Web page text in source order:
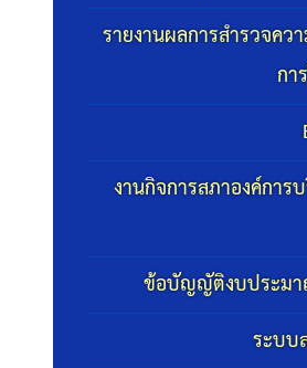
รายงานผลการสำรวจคว
กา
งานกิจการสภาองค์การ
ข้อบัญญัติงบประม
ระบบ